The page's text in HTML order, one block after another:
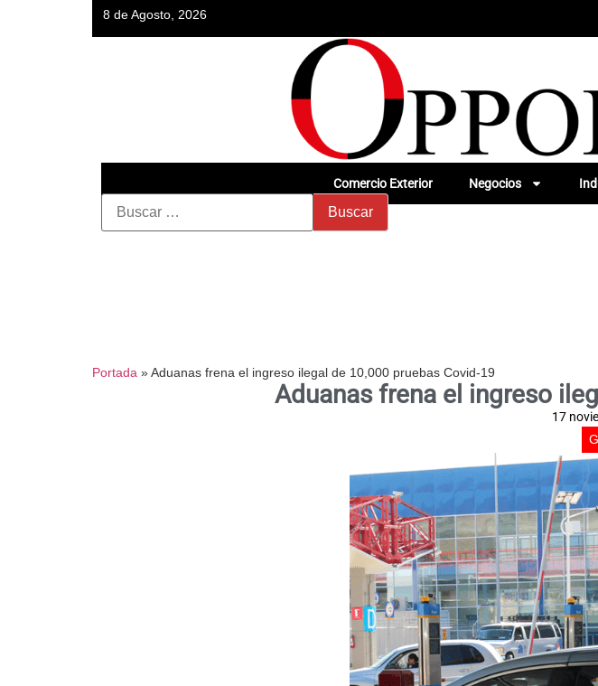
8 de Agosto, 2026
Comercio Exterior Negocios
Portada »Aduanas frena el ingreso ilegal de 10,000 pruebas Covid-19
Aduanas frena el ingreso
17